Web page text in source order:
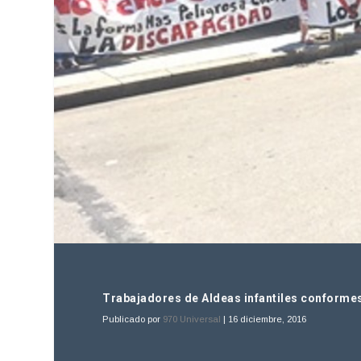
Trabajadores de Aldeas infantiles
Publicado por 970 Universal | 16 diciembre, 2016